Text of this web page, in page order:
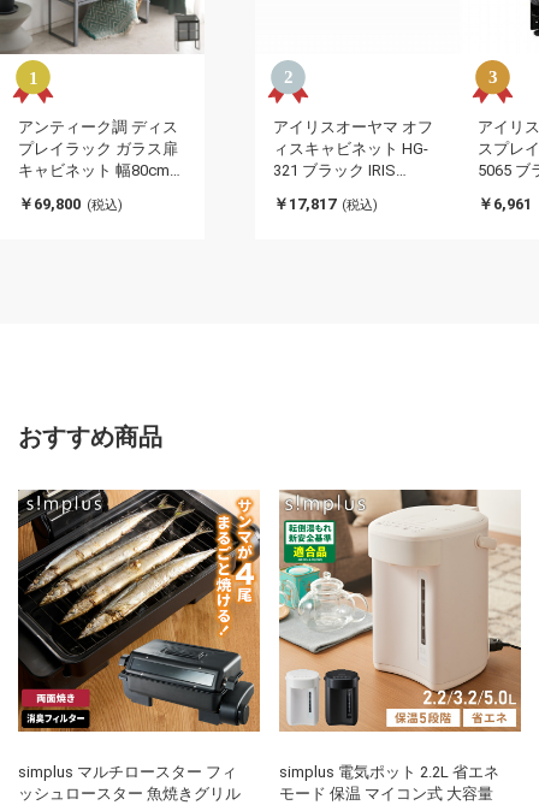
アンティーク調 ディス
プレイラック ガラス扉
キャビネット 幅80cm
ゃれ 北欧 コレクション
￥69,800 (税込)
アイリスオーヤマ オフ
ィスキャビネット HG-
321 ブラック IRIS
￥17,817 (税込)
アイリ
スプレ
5065 ブ
￥6,961
おすすめ商品
simplus マルチロースター フィ
ッシュロースター 魚焼きグリル
simplus 電気ポット 2.2L 省エネ
モード 保温 マイコン式 大容量